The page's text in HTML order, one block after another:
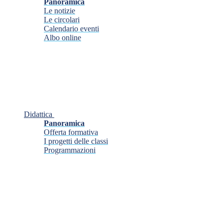
Panoramica
Le notizie
Le circolari
Calendario eventi
Albo online
Didattica
Panoramica
Offerta formativa
I progetti delle classi
Programmazioni